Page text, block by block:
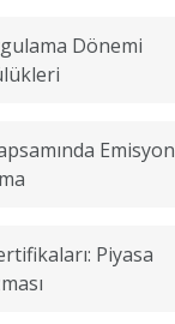
Dönemi
Emisyon
Piyasa